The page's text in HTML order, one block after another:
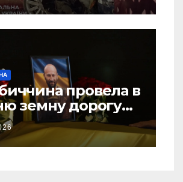
провела в
земну дорогу
– Олега